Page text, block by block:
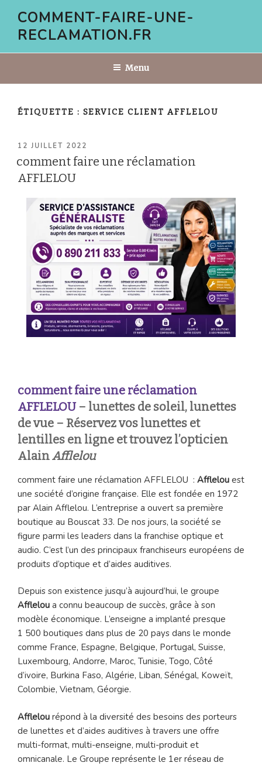
contenu
COMMENT-FAIRE-UNE-
RECLAMATION.FR
Menu
ÉTIQUETTE : SERVICE CLIENT AFFLELOU
PUBLIÉ
12 JUILLET 2022
comment faire une réclamation
AFFLELOU
comment faire une réclamation
AFFLELOU– lunettes de soleil, lunettes
de vue – Réservez vos lunettes et
lentilles en ligne et trouvez l’opticien
AlainAfflelou
comment faire une réclamation AFFLELOU : Afflelou est
une société d’origine française. Elle est fondée en 1972
par Alain Afflelou. L’entreprise a ouvert sa première
boutique au Bouscat 33. De nos jours, la société se
figure parmi les leaders dans la franchise optique et
audio. C’est l’un des principaux franchiseurs européens de
produits d’optique et d’aides auditives.
Depuis son existence jusqu’à aujourd’hui, le groupe
Afflelou a connu beaucoup de succès, grâce à son
modèle économique. L’enseigne a implanté presque
1 500 boutiques dans plus de 20 pays dans le monde
comme France, Espagne, Belgique, Portugal, Suisse,
Luxembourg, Andorre, Maroc, Tunisie, Togo, Côté
d’ivoire, Burkina Faso, Algérie, Liban, Sénégal, Koweït,
Colombie, Vietnam, Géorgie.
Afflelou répond à la diversité des besoins des porteurs
de lunettes et d’aides auditives à travers une offre
multi-format, multi-enseigne, multi-produit et
omnicanale. Le Groupe représente le 1er réseau de